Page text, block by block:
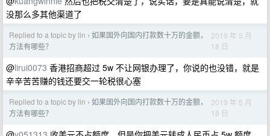
没那么多其他渠道了
Replied to a topic by lin › 如果国外向国内打款数十万的金额，
方法有哪些？
2019 年 5 月
18 日
@lirui0073 香港招商超过 5w 不让网银办理了，你说的也没错，就是
辛辛苦苦赚的钱还要交一轮税很心塞
Replied to a topic by lin › 如果国外向国内打款数十万的金额，
方法有哪些？
2019 年 5 月
18 日